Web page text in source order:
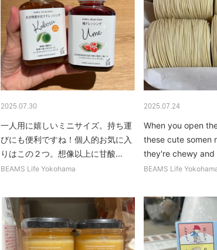
2025.07.30
一人用に嬉しいミニサイズ。持ち運
びにも便利ですね！個人的お気に入
りはこの２つ。想像以上に甘酸...
BEAMS Life Yokohama
2025.07.24
When you open
these cute somen
they're chewy and
BEAMS Life